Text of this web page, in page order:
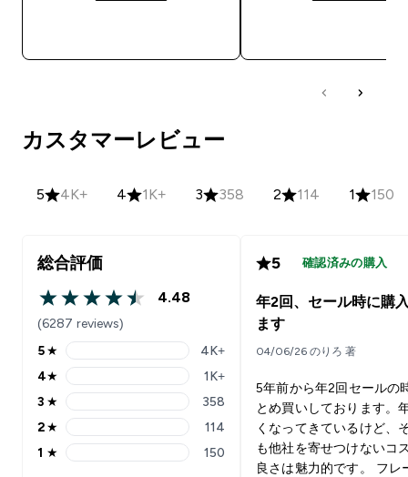
カスタマーレビュー
5 4K+ 4 1K+ 3 358 2 114 1 150
総合評価
4.48 out of 5 stars
4.48
(6287 reviews)
5 stars rating 4069 reviews
5★ 4K+
4 stars rating 1596 reviews
4★ 1K+
3 stars rating 358 reviews
3 ★ 358
2 stars rating 114 reviews
2★ 114
1 stars rating 150 reviews
1 ★ 150
5 確認済みの購入
年2回、セール時に購
ます
04/06/26 のりろ 著
5年前から年2回セールの
とめ買いしております。
くなってきているけど、
も他社を寄せつけないコ
良さは魅力的です。 フレ